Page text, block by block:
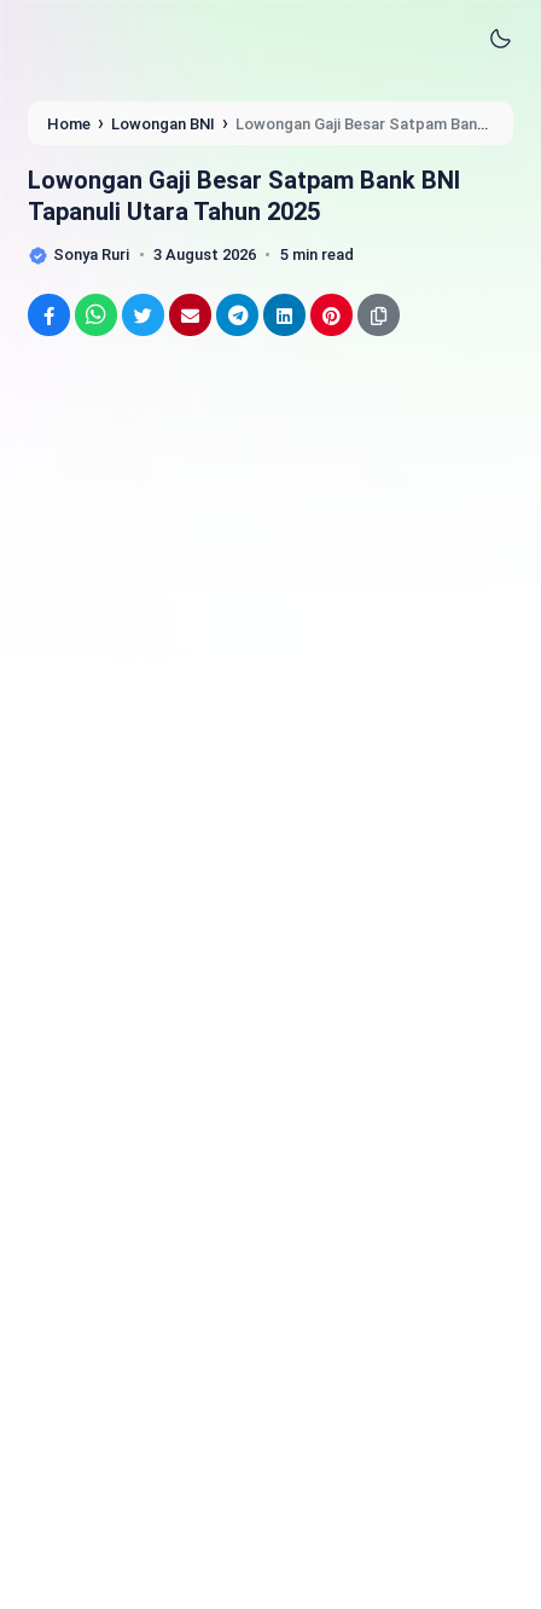
Home › Lowongan BNI › Lowongan Gaji Besar Satpam Bank
Lowongan Gaji Besar Satpam Bank BNI
Tapanuli Utara Tahun 2025
Sonya Ruri 3 August 2026 5 min read